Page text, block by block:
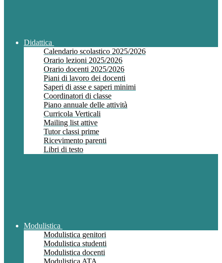
Didattica
Calendario scolastico 2025/2026
Orario lezioni 2025/2026
Orario docenti 2025/2026
Piani di lavoro dei docenti
Saperi di asse e saperi minimi
Coordinatori di classe
Piano annuale delle attività
Curricola Verticali
Mailing list attive
Tutor classi prime
Ricevimento parenti
Libri di testo
Modulistica
Modulistica genitori
Modulistica studenti
Modulistica docenti